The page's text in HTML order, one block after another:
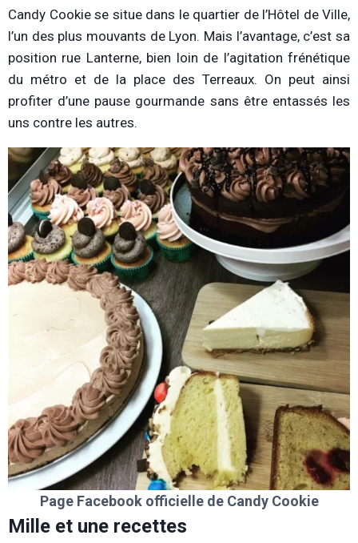
Candy Cookie se situe dans le quartier de l’Hôtel de Ville,
l’un des plus mouvants de Lyon. Mais l’avantage, c’est sa
position rue Lanterne, bien loin de l’agitation frénétique
du métro et de la place des Terreaux. On peut ainsi
profiter d’une pause gourmande sans être entassés les
uns contre les autres.
Page Facebook officielle de Candy Cookie
Mille et une recettes